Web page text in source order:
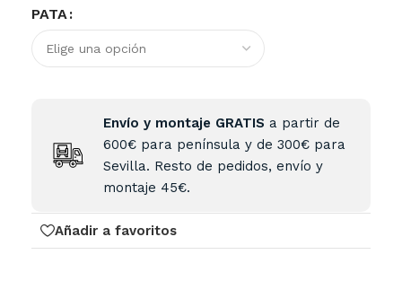
PATA
Envío y montaje GRATIS a partir de
600€ para península y de 300€ para
Sevilla. Resto de pedidos, envío y
montaje 45€.
Añadir a favoritos